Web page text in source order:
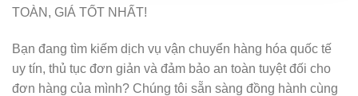
TOÀN, GIÁ TỐT NHẤT!
Bạn đang tìm kiếm dịch vụ vận chuyển hàng hóa quốc tế
uy tín, thủ tục đơn giản và đảm bảo an toàn tuyệt đối cho
đơn hàng của mình? Chúng tôi sẵn sàng đồng hành cùng